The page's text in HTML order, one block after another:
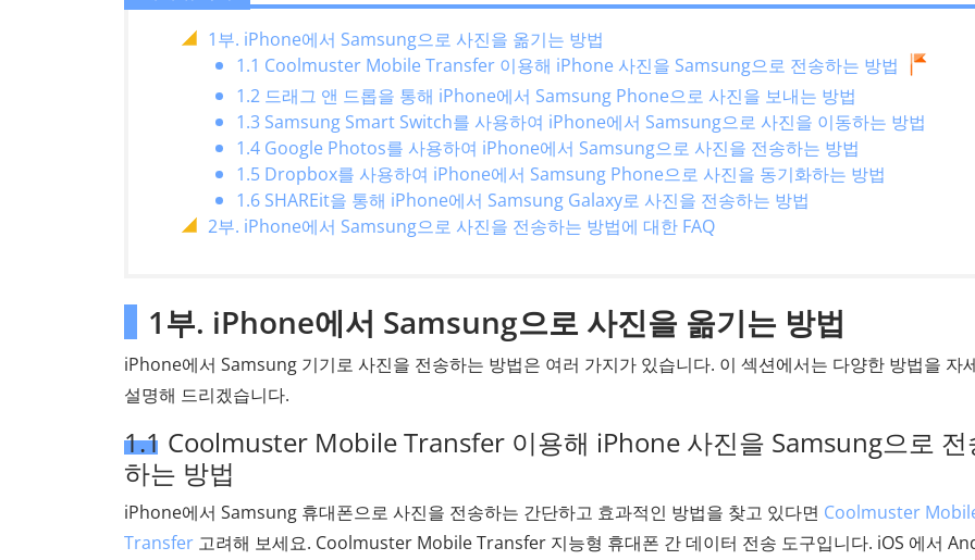
1부. iPhone에서 Samsung으로 사진을 옮기는 방법
1.1 Coolmuster Mobile Transfer 이용해 iPhone 사진을 Samsung으로 전송하는 방법
1.2 드래그 앤 드롭을 통해 iPhone에서 Samsung Phone으로 사진을 보내는 방법
1.3 Samsung Smart Switch를 사용하여 iPhone에서 Samsung으로 사진을 이동하는 방법
1.4 Google Photos를 사용하여 iPhone에서 Samsung으로 사진을 전송하는 방법
1.5 Dropbox를 사용하여 iPhone에서 Samsung Phone으로 사진을 동기화하는 방법
1.6 SHAREit을 통해 iPhone에서 Samsung Galaxy로 사진을 전송하는 방법
2부. iPhone에서 Samsung으로 사진을 전송하는 방법에 대한 FAQ
1부. iPhone에서 Samsung으로 사진을 옮기는 방법
iPhone에서 Samsung 기기로 사진을 전송하는 방법은 여러 가지가 있습니다. 이 섹션에서는 다양한 방법을 자
설명해 드리겠습니다.
1.1 Coolmuster Mobile Transfer 이용해 iPhone 사진을 Samsung으로 전
하는 방법
iPhone에서 Samsung 휴대폰으로 사진을 전송하는 간단하고 효과적인 방법을 찾고 있다면 Coolmuster
Transfer 고려해 보세요. Coolmuster Mobile Transfer 지능형 휴대폰 간 데이터 전송 도구입니다. iOS 에서